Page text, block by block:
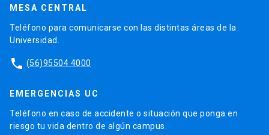
MESA CENTRAL
Teléfono para comunicarse con las distintas áreas de la
Universidad.
phone (56)95504 4000
EMERGENCIAS UC
Teléfono en caso de accidente o situación que ponga en
riesgo tu vida dentro de algún campus.